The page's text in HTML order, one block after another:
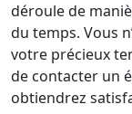
déroule de
du temps. Vous
votre précieux
de contacter un
obtiendrez